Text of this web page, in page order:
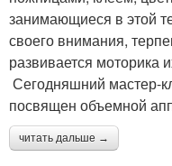
занимающиеся в этой
своего внимания,
развивается моторика
Сегодняшний мастер-
посвящен объемной
читать дальше →